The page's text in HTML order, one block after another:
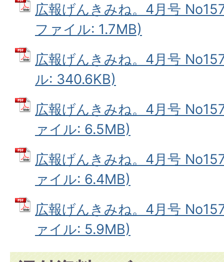
広報げんきみね。4月号
ファイル: 1.7MB)
広報げんきみね。4月号
ル: 340.6KB)
広報げんきみね。4月号
ァイル: 6.5MB)
広報げんきみね。4月号
ァイル: 6.4MB)
広報げんきみね。4月号
ァイル: 5.9MB)